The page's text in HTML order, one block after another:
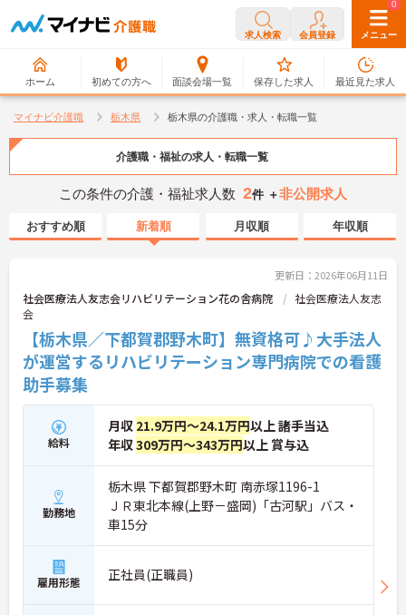
求人検索 会員登録 メニュー
ホーム 初めての方へ 面談会場一覧
0
保存した求人
0
最近見た求人
マイナビ介護職 栃木県 栃木県の介護職・求人・転職一覧
介護職・福祉の求人・転職一覧
この条件の介護・福祉求人数 2件 ＋非公開求人
おすすめ順 新着順 月収順 年収順
更新日：2026年06月11日
社会医療法人友志会リハビリテーション花の舎病院
社会医療法人友志
会
【栃木県／下都賀郡野木町】無資格可♪大手法人
が運営するリハビリテーション専門病院での看護
助手募集
給料
月収 21.9万円～24.1万円以上 諸手当込
年収309万円～343万円以上 賞与込
勤務地
栃木県 下都賀郡野木町 南赤塚1196-1
ＪＲ東北本線(上野－盛岡)「古河駅」バス・
車15分
雇用形態 正社員(正職員)